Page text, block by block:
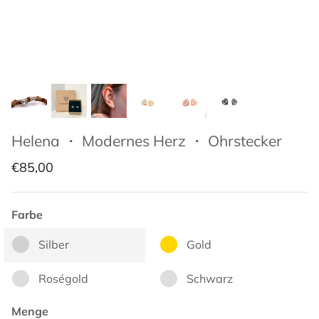
Helena ・ Modernes Herz ・ Ohrstecker
€85,00
Farbe
Silber Gold
Roségold Schwarz
Menge